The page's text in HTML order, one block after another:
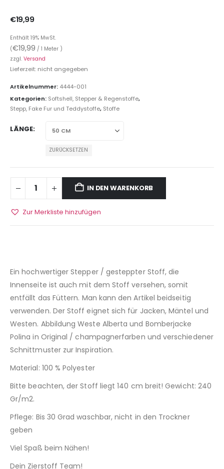
€19,99
Enthält 19% MwSt.
(€19,99 / 1 Meter )
zzgl. Versand
Lieferzeit: nicht angegeben
Artikelnummer: 4444-001
Kategorien: Softshell, Stepper & Regenstoffe,
Stepp, Fake Fur und Teddystoffe, Stoffe
LÄNGE
ZURÜCKSETZEN
IN DEN WARENKORB
Zur Merkliste hinzufügen
Ein hochwertiger Stepper / gesteppter Stoff, die
Innenseite ist auch mit dem Stoff versehen, somit
entfällt das Füttern. Man kann den Artikel beidseitig
verwenden. Der Stoff eignet sich für Jacken, Mäntel und
Westen. Abbildung Weste Alberta und Bomberjacke
Polina in Original / champagnerfarben und verschiedener
Schnittmuster zur Inspiration.
Material: 100 % Polyester
Bitte beachten, der Stoff liegt 140 cm breit! Gewicht: 240
Gr/m2.
Pflege: Bis 30 Grad waschbar, nicht in den Trockner
geben
Viel Spaß beim Nähen!
Dein Zierstoff Team!